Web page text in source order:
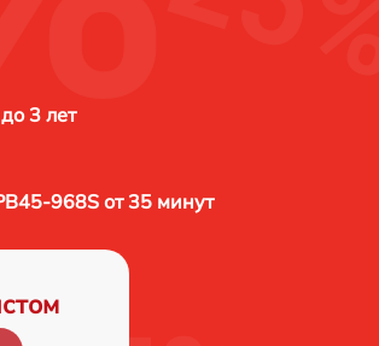
3 лет
968S от 35 минут